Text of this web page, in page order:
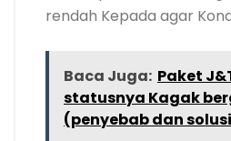
rendah Kepada agar
Baca Juga: Paket
statusnya Kagak
(penyebab dan